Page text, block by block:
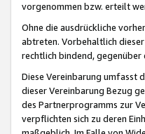
vorgenommen bzw. erteilt
Ohne die ausdrückliche
abtreten. Vorbehaltlich
rechtlich bindend,
Diese Vereinbarung umfasst
dieser Vereinbarung Bezug
des Partnerprogramms zur
verpflichten sich zu deren